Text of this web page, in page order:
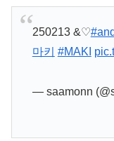
250213 &♡
마키
#MAKI
— saamonn